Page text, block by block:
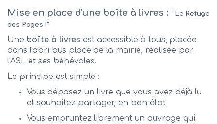
Mise en place d'une boîte à livres : "Le Refuge
des Pages !"
Une boîte à livres est accessible à tous, placée
dans l'abri bus place de la mairie, réalisée par
l'ASL et ses bénévoles.
Le principe est simple :
Vous déposez un livre que vous avez déjà lu
et souhaitez partager, en bon état
Vous empruntez librement un ouvrage qui